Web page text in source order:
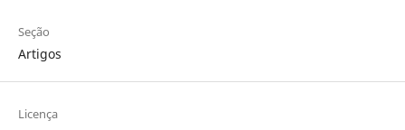
Seção
Artigos
Licença